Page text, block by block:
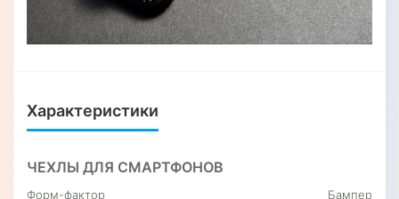
Характеристики
ЧЕХЛЫ ДЛЯ СМАРТФОНОВ
Форм-фактор
Бампер